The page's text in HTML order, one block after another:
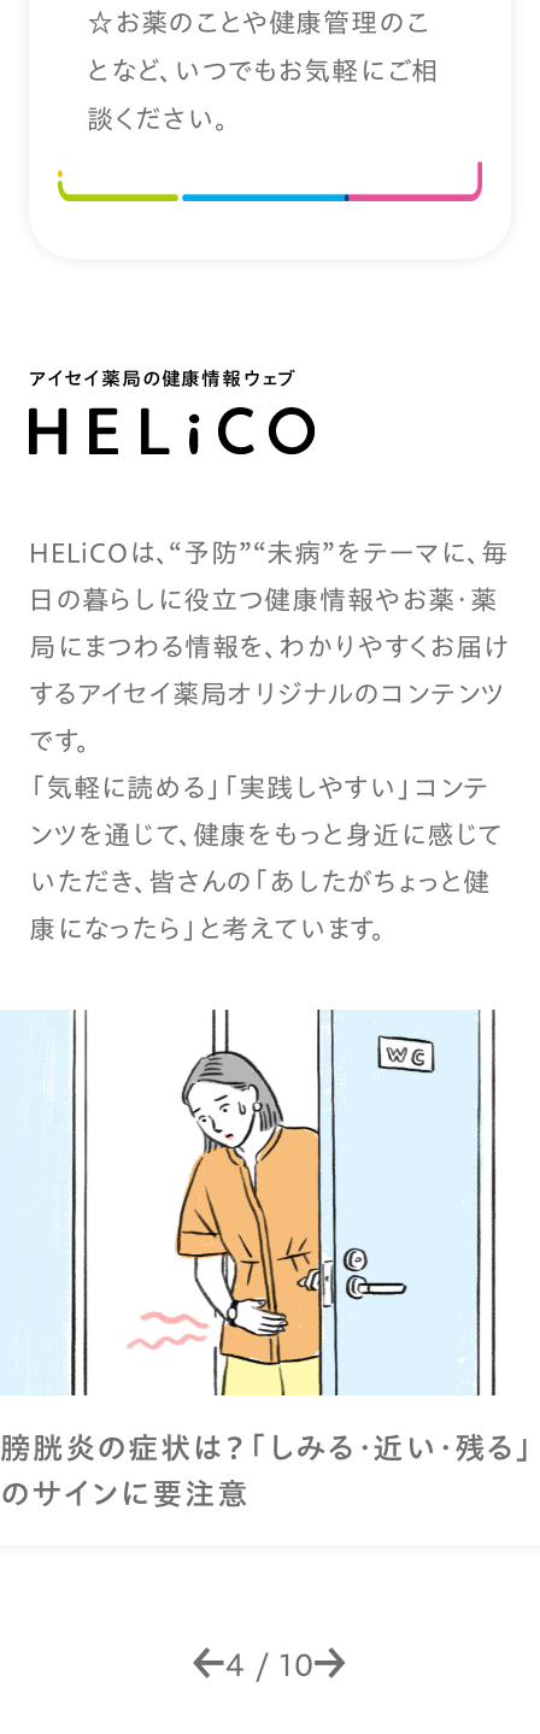
☆お薬のことや健康管理のこ
となど、いつでもお気軽にご相
談ください。
アイセイ薬局の健康情報ウェブ
HELiCOは、“予防”“未病”をテーマに、毎
日の暮らしに役立つ健康情報やお薬・薬
局にまつわる情報を、わかりやすくお届け
するアイセイ薬局オリジナルのコンテンツ
です。
「気軽に読める」「実践しやすい」コンテ
ンツを通じて、健康をもっと身近に感じて
いただき、皆さんの「あしたがちょっと健
康になったら」と考えています。
膀胱炎の症状は？「しみる・近い・残る」
のサインに要注意
4 / 10